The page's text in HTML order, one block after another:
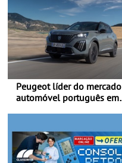
Peugeot líder do mercado
automóvel português em